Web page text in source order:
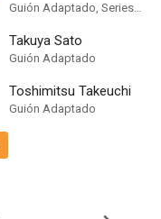
Guión Adaptado, Series Composition
Takuya Sato
Guión Adaptado
Toshimitsu Takeuchi
Guión Adaptado